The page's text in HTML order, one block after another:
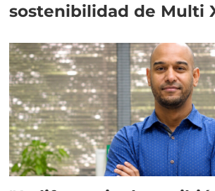
sostenibilidad de Multi